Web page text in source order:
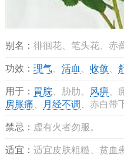
别名： 徘徊花、笔头花、赤
功效： 理气、 活血 收敛
用于： 胃脘、胁肋、 风痹、
房胀痛
月经不调 、赤白带
禁忌： 虚有火者勿服。
适宜： 适宜皮肤粗糙、贫血